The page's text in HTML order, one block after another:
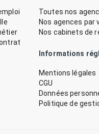
Toutes nos
Nos agences par
Nos cabinets de
Informations
Mentions légales
CGU
Données
Politique de